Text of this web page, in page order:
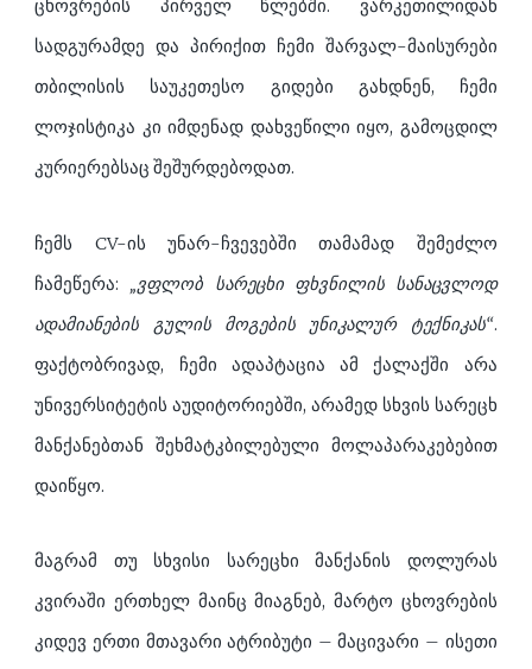
ცხოვრების პირველ წლებში. ვარკეთილიდან
სადგურამდე და პირიქით ჩემი შარვალ-მაისურები
თბილისის საუკეთესო გიდები გახდნენ, ჩემი
ლოჯისტიკა კი იმდენად დახვეწილი იყო, გამოცდილ
კურიერებსაც შეშურდებოდათ.
ჩემს CV-ის უნარ-ჩვევებში თამამად შემეძლო
ჩამეწერა:
„ვფლობ სარეცხი ფხვნილის სანაცვლოდ
ადამიანების გულის მოგების უნიკალურ ტექნიკას“.
ფაქტობრივად, ჩემი ადაპტაცია ამ ქალაქში არა
უნივერსიტეტის აუდიტორიებში, არამედ სხვის სარეცხ
მანქანებთან შეხმატკბილებული მოლაპარაკებებით
დაიწყო.
მაგრამ თუ სხვისი სარეცხი მანქანის დოლურას
კვირაში ერთხელ მაინც მიაგნებ, მარტო ცხოვრების
კიდევ ერთი მთავარი ატრიბუტი – მაცივარი – ისეთი